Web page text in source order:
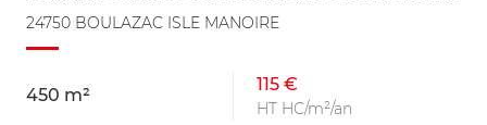
24750 BOULAZAC ISLE MANOIRE
450 m²
115 €
HT HC/m²/an